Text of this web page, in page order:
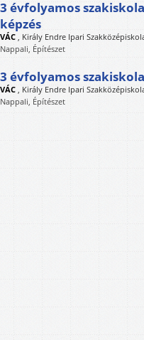
3 évfolyamos
képzés
VÁC , Király Endre Ipari
Nappali, Építészet
3 évfolyamos
VÁC , Király Endre Ipari
Nappali, Építészet